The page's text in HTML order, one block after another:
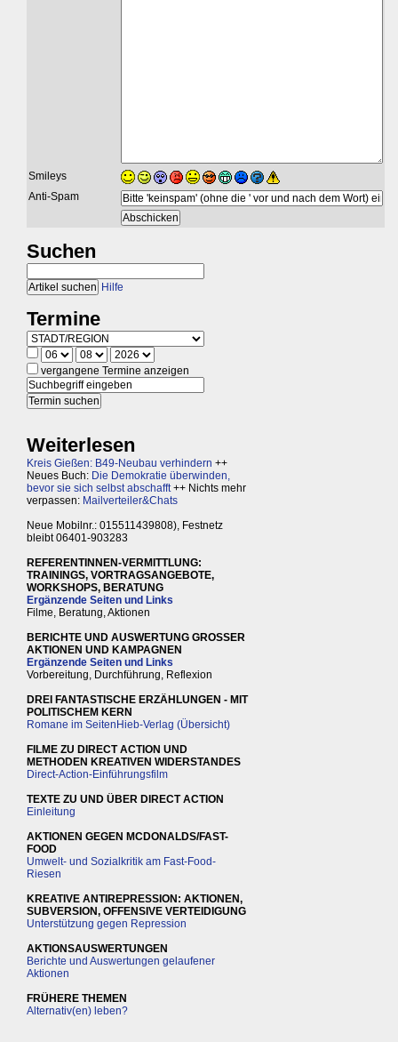
Smileys
Anti-Spam
Suchen
Hilfe
Termine
vergangene Termine anzeigen
Weiterlesen
Kreis Gießen: B49-Neubau verhindern ++
Neues Buch: Die Demokratie überwinden,
bevor sie sich selbst abschafft++ Nichts mehr
verpassen: Mailverteiler&Chats
Neue Mobilnr.: 015511439808), Festnetz
bleibt 06401-903283
REFERENTINNEN-VERMITTLUNG:
TRAININGS, VORTRAGSANGEBOTE,
WORKSHOPS, BERATUNG
Ergänzende Seiten und Links
Filme, Beratung, Aktionen
BERICHTE UND AUSWERTUNG GROSSER
AKTIONEN UND KAMPAGNEN
Ergänzende Seiten und Links
Vorbereitung, Durchführung, Reflexion
DREI FANTASTISCHE ERZÄHLUNGEN - MIT
POLITISCHEM KERN
Romane im SeitenHieb-Verlag (Übersicht)
FILME ZU DIRECT ACTION UND
METHODEN KREATIVEN WIDERSTANDES
Direct-Action-Einführungsfilm
TEXTE ZU UND ÜBER DIRECT ACTION
Einleitung
AKTIONEN GEGEN MCDONALDS/FAST-
FOOD
Umwelt- und Sozialkritik am Fast-Food-
Riesen
KREATIVE ANTIREPRESSION: AKTIONEN,
SUBVERSION, OFFENSIVE VERTEIDIGUNG
Unterstützung gegen Repression
AKTIONSAUSWERTUNGEN
Berichte und Auswertungen gelaufener
Aktionen
FRÜHERE THEMEN
Alternativ(en) leben?